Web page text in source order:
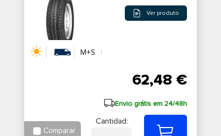
Ver produto
M+S
62,48 €
Envio grátis em 24/48h
Comparar
Cantidad: